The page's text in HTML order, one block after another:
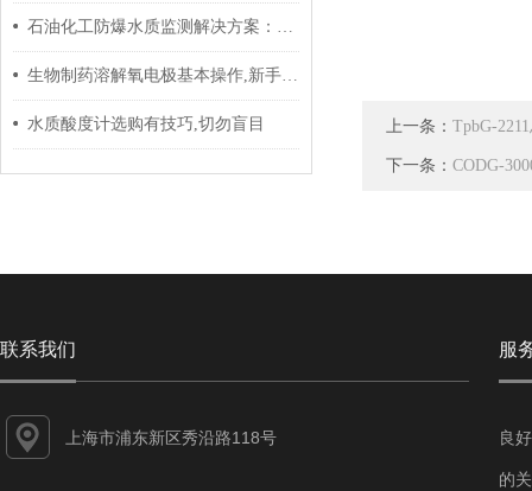
石油化工防爆水质监测解决方案：从选型到实施的全流程指南
生物制药溶解氧电极基本操作,新手不得不看
水质酸度计选购有技巧,切勿盲目 上一条： TpbG-
下一条： CODG-
联系我们
上海市浦东新区秀沿路118号
服
良
的